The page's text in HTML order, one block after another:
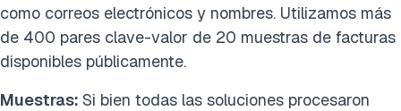
como correos electrónicos y nombres. Utilizamos más
de 400 pares clave-valor de 20 muestras de facturas
disponibles públicamente.
Muestras: Si bien todas las soluciones procesaron